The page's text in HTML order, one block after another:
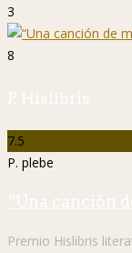
3
8
P. Hislibris
7.5
P. plebe
“Una canción
Premio Hislibris